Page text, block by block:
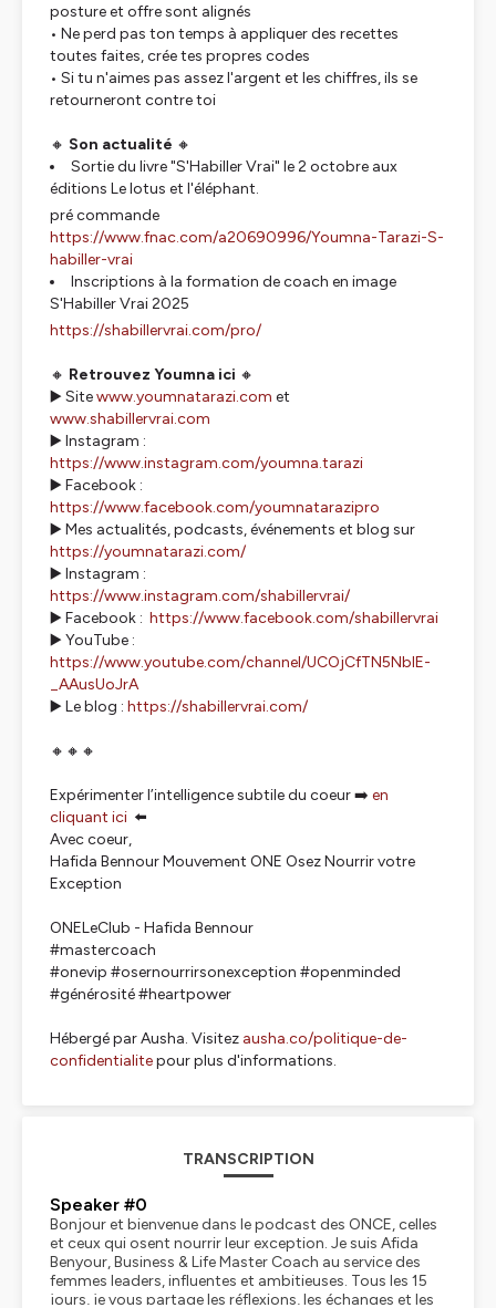
posture et offre sont alignés
• Ne perd pas ton temps à appliquer des recettes
toutes faites, crée tes propres codes
• Si tu n'aimes pas assez l'argent et les chiffres, ils se
retourneront contre toi
🔸 Son actualité 🔸
Sortie du livre "S'Habiller Vrai" le 2 octobre aux
éditions Le lotus et l'éléphant.
pré commande
https://www.fnac.com/a20690996/Youmna-Tarazi-S-
habiller-vrai
Inscriptions à la formation de coach en image
S'Habiller Vrai 2025
https://shabillervrai.com/pro/
🔸 Retrouvez Youmna ici 🔸
▶️ Sitewww.youmnatarazi.com et
www.shabillervrai.com
▶️ Instagram :
https://www.instagram.com/youmna.tarazi
▶️ Facebook :
https://www.facebook.com/youmnatarazipro
▶️ Mes actualités, podcasts, événements et blog sur
https://youmnatarazi.com/
▶️ Instagram :
https://www.instagram.com/shabillervrai/
▶️ Facebook : https://www.facebook.com/shabillervrai
▶️ YouTube :
https://www.youtube.com/channel/UCOjCfTN5NblE-
_AAusUoJrA
▶️ Le blog : https://shabillervrai.com/
🔸🔸🔸
Expérimenter l’intelligence subtile du coeur ➡️ en
cliquant ici ⬅️
Avec coeur,
Hafida Bennour Mouvement ONE Osez Nourrir votre
Exception
ONELeClub - Hafida Bennour
#mastercoach
#onevip #osernourrirsonexception #openminded
#générosité #heartpower
Hébergé par Ausha. Visitez ausha.co/politique-de-
confidentialitepour plus d'informations.
TRANSCRIPTION
Speaker #0
Bonjour et bienvenue dans le podcast des ONCE, celles
et ceux qui osent nourrir leur exception. Je suis Afida
Benyour, Business & Life Master Coach au service des
femmes leaders, influentes et ambitieuses. Tous les 15
jours, je vous partage les réflexions, les échanges et les